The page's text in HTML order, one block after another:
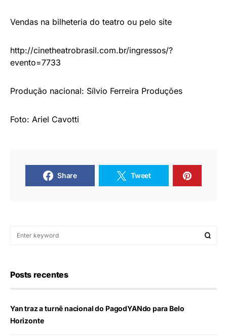
Vendas na bilheteria do teatro ou pelo site
http://cinetheatrobrasil.com.br/ingressos/?
evento=7733
Produção nacional: Sílvio Ferreira Produções
Foto: Ariel Cavotti
Share Tweet
Posts recentes
Yan traz a turnê nacional do PagodYANdo para Belo
Horizonte